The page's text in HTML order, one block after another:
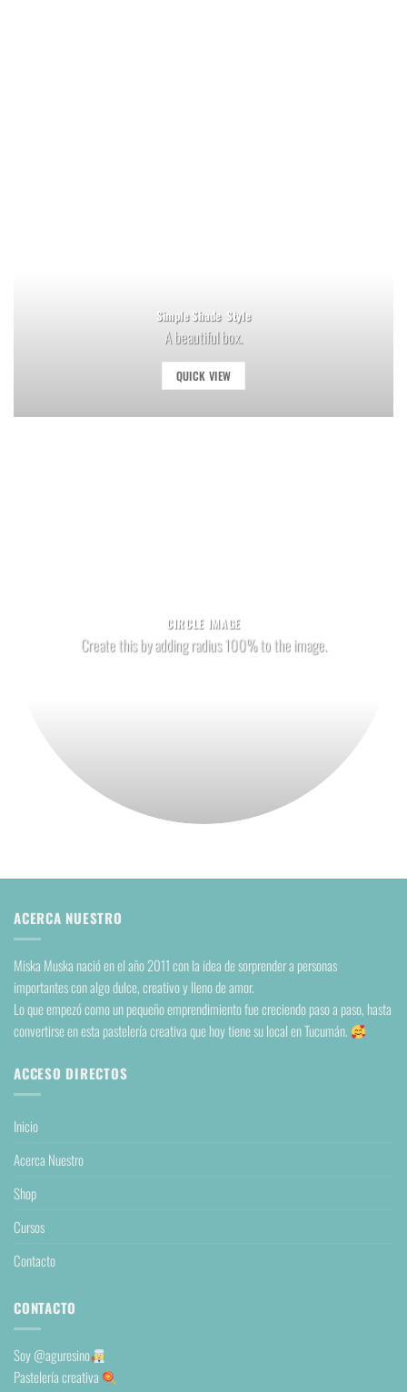
Simple Shade Style
A beautiful box.
QUICK VIEW
CIRCLE IMAGE
Create this by adding radius 100% to the image.
ACERCA NUESTRO
Miska Muska nació en el año 2011 con la idea de sorprender a personas
importantes con algo dulce, creativo y lleno de amor.
Lo que empezó como un pequeño emprendimiento fue creciendo paso a paso, hasta
convertirse en esta pastelería creativa que hoy tiene su local en Tucumán.
ACCESO DIRECTOS
Inicio
Acerca Nuestro
Shop
Cursos
Contacto
CONTACTO
Soy@aguresino
Pastelería creativa